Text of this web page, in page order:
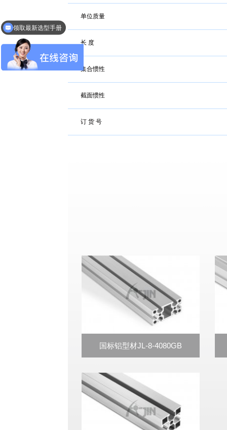
单位质量
长 度
集合惯性
截面惯性
订 货 号
国标铝型材JL-8-4080GB
获取2026最新报价
领取最新选型手册